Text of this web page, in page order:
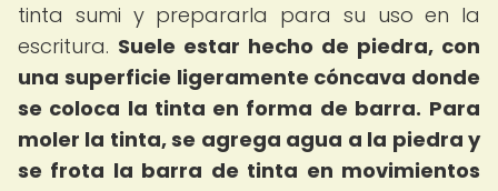
tinta sumi y prepararla para su uso en la
escritura. Suele estar hecho de piedra, con
una superficie ligeramente cóncava donde
se coloca la tinta en forma de barra. Para
moler la tinta, se agrega agua a la piedra y
se frota la barra de tinta en movimientos